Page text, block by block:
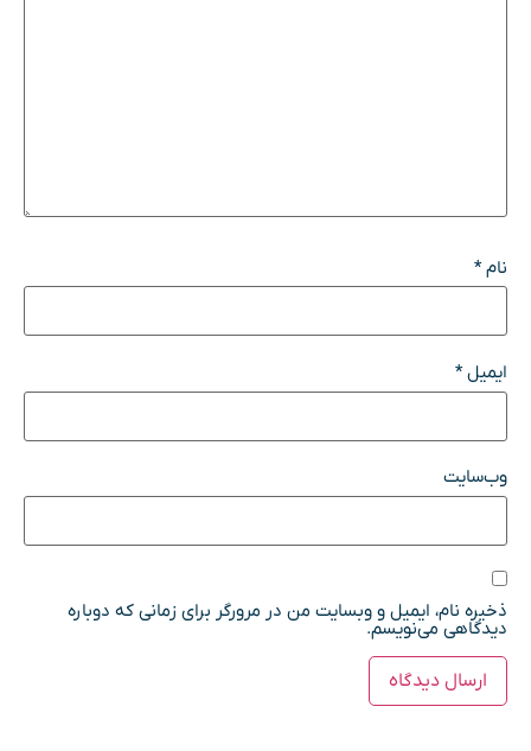
نام*
ایمیل*
وب‌سایت
ذخیره نام، ایمیل و وبسایت من در مرورگر برای زمانی که دوباره
دیدگاهی می‌نویسم.